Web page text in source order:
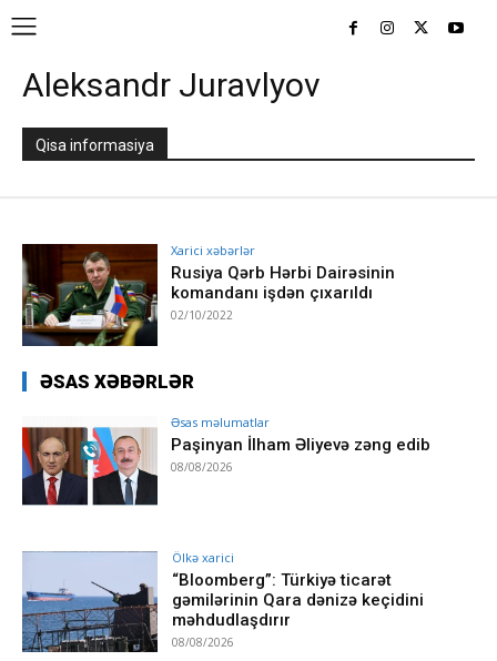
Aleksandr Juravlyov
Qisa informasiya
Xarici xəbərlər
Rusiya Qərb Hərbi Dairəsinin
komandanı işdən çıxarıldı
02/10/2022
ƏSAS XƏBƏRLƏR
Əsas məlumatlar
Paşinyan İlham Əliyevə zəng edib
08/08/2026
Ölkə xarici
“Bloomberg”: Türkiyə ticarət
gəmilərinin Qara dənizə keçidini
məhdudlaşdırır
08/08/2026